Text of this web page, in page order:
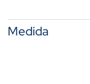
Medida